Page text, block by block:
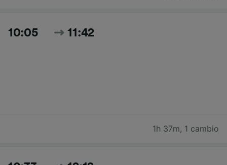
10:05 11:42
1h 37m, 1 cambio